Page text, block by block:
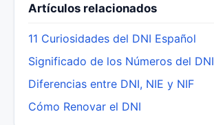
Artículos relacionados
11 Curiosidades del DNI Español
Significado de los Números del DNI
Diferencias entre DNI, NIE y NIF
Cómo Renovar el DNI